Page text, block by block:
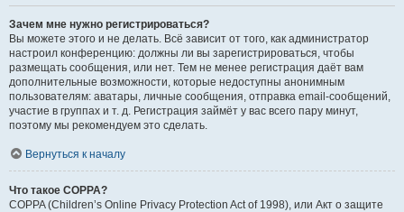
Зачем мне нужно регистрироваться?
Вы можете этого и не делать. Всё зависит от того, как администратор
настроил конференцию: должны ли вы зарегистрироваться, чтобы
размещать сообщения, или нет. Тем не менее регистрация даёт вам
дополнительные возможности, которые недоступны анонимным
пользователям: аватары, личные сообщения, отправка email-сообщений,
участие в группах и т. д. Регистрация займёт у вас всего пару минут,
поэтому мы рекомендуем это сделать.
Вернуться к началу
Что такое COPPA?
COPPA (Children’s Online Privacy Protection Act of 1998), или Акт о защите